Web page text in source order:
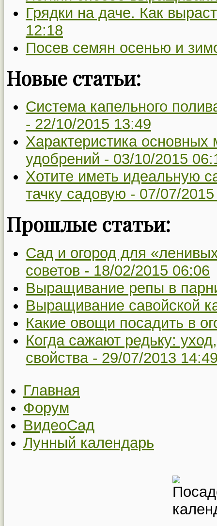
Грядки на даче. Как
12:18
Посев семян осенью и
Новые статьи:
Система капельного
- 22/10/2015 13:49
Характеристика
удобрений - 03/10/2015
Хотите иметь идеальную
тачку садовую - 07/07/
Прошлые статьи:
Сад и огород для
советов - 18/02/2015 06:06
Выращивание репы в
Выращивание савойской
Какие овощи посадить в
Когда сажают редьку:
свойства - 29/07/2013
Главная
Форум
ВидеоСад
Лунный календарь